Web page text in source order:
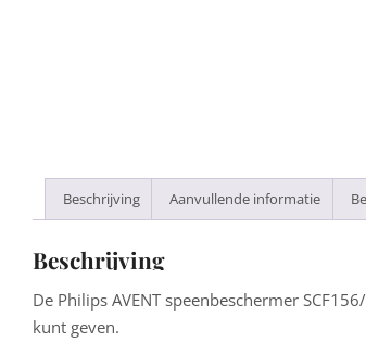
Beschrijving Aanvullende informatie
Beschrijving
De Philips AVENT speenbeschermer
kunt geven.